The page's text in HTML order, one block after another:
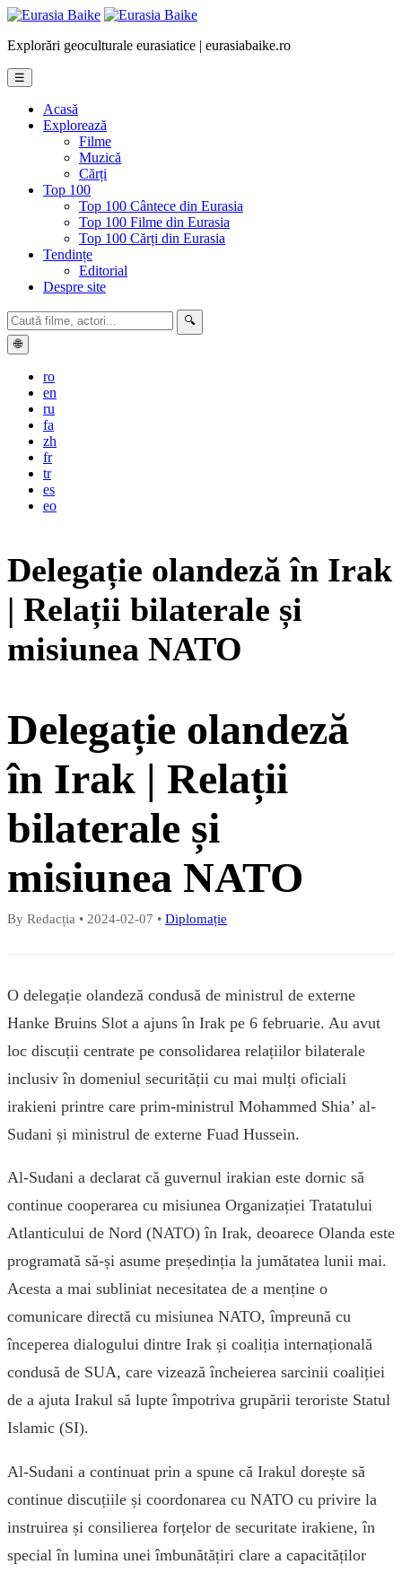
Explorări geoculturale eurasiatice | eurasiabaike.ro
☰
Acasă
Explorează
Filme
Muzică
Cărți
Top 100
Top 100 Cântece din Eurasia
Top 100 Filme din Eurasia
Top 100 Cărți din Eurasia
Tendințe
Editorial
Despre site
🔍
🌐
ro
en
ru
fa
zh
fr
tr
es
eo
Delegație olandeză în Irak
| Relații bilaterale și
misiunea NATO
Delegație olandeză
în Irak | Relații
bilaterale și
misiunea NATO
By Redacția • 2024-02-07 • Diplomație
O delegație olandeză condusă de ministrul de externe
Hanke Bruins Slot a ajuns în Irak pe 6 februarie. Au avut
loc discuții centrate pe consolidarea relațiilor bilaterale
inclusiv în domeniul securității cu mai mulți oficiali
irakieni printre care prim-ministrul Mohammed Shia’ al-
Sudani și ministrul de externe Fuad Hussein.
Al-Sudani a declarat că guvernul irakian este dornic să
continue cooperarea cu misiunea Organizației Tratatului
Atlanticului de Nord (NATO) în Irak, deoarece Olanda este
programată să-și asume președinția la jumătatea lunii mai.
Acesta a mai subliniat necesitatea de a menține o
comunicare directă cu misiunea NATO, împreună cu
începerea dialogului dintre Irak și coaliția internațională
condusă de SUA, care vizează încheierea sarcinii coaliției
de a ajuta Irakul să lupte împotriva grupării teroriste Statul
Islamic (SI).
Al-Sudani a continuat prin a spune că Irakul dorește să
continue discuțiile și coordonarea cu NATO cu privire la
instruirea și consilierea forțelor de securitate irakiene, în
special în lumina unei îmbunătățiri clare a capacităților